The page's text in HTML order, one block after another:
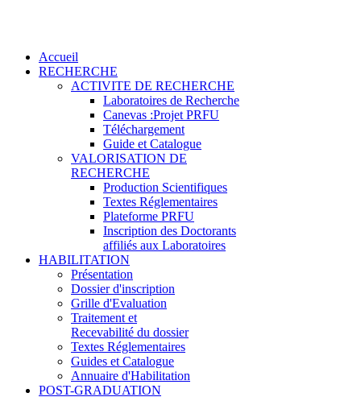
Accueil
RECHERCHE
ACTIVITE DE RECHERCHE
Laboratoires de Recherche
Canevas :Projet PRFU
Téléchargement
Guide et Catalogue
VALORISATION DE
RECHERCHE
Production Scientifiques
Textes Réglementaires
Plateforme PRFU
Inscription des Doctorants
affiliés aux Laboratoires
HABILITATION
Présentation
Dossier d'inscription
Grille d'Evaluation
Traitement et
Recevabilité du dossier
Textes Réglementaires
Guides et Catalogue
Annuaire d'Habilitation
POST-GRADUATION